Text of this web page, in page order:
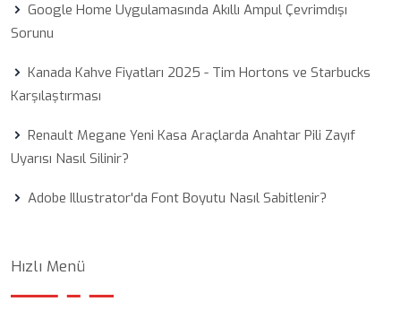
Google Home Uygulamasında Akıllı Ampul Çevrimdışı
Sorunu
Kanada Kahve Fiyatları 2025 - Tim Hortons ve Starbucks
Karşılaştırması
Renault Megane Yeni Kasa Araçlarda Anahtar Pili Zayıf
Uyarısı Nasıl Silinir?
Adobe Illustrator'da Font Boyutu Nasıl Sabitlenir?
Hızlı Menü